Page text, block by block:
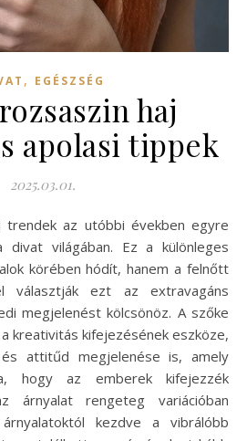
, EGÉSZSÉG
haj
apolasi tippek
2025.03.01.
divat világában. Ez a különleges
körében hódít, hanem a felnőtt
választják ezt az extravagáns
megjelenést kölcsönöz. A szőke
kreativitás kifejezésének eszköze,
attitűd megjelenése is, amely
hogy az emberek kifejezzék
árnyalat rengeteg variációban
kezdve a vibrálóbb